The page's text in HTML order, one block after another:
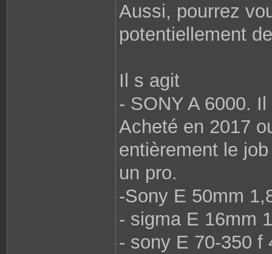
Aussi, pourrez
potentiellement
Il s agit
- SONY A 6000.
Acheté en 2017
entièrement le
un pro.
-Sony E 50mm
- sigma E 16mm
- sony E 70-350 f